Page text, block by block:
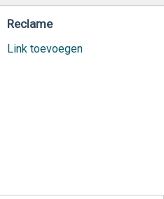
Reclame
Link toevoegen